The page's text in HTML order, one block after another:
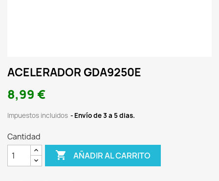
ACELERADOR GDA9250E
8,99 €
Impuestos incluidos Envío de 3 a 5 dias.
Cantidad
 AÑADIR AL CARRITO